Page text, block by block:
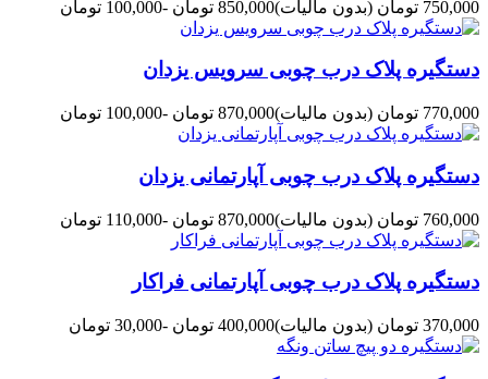
750,000 تومان (بدون مالیات)850,000 تومان -100,000 تومان
دستگیره پلاک درب چوبی سرویس یزدان
770,000 تومان (بدون مالیات)870,000 تومان -100,000 تومان
دستگیره پلاک درب چوبی آپارتمانی یزدان
760,000 تومان (بدون مالیات)870,000 تومان -110,000 تومان
دستگیره پلاک درب چوبی آپارتمانی فراکار
370,000 تومان (بدون مالیات)400,000 تومان -30,000 تومان